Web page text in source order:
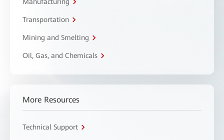
Transportation
Mining and Smelting
Oil, Gas, and Chemicals
More Resources
Technical Support